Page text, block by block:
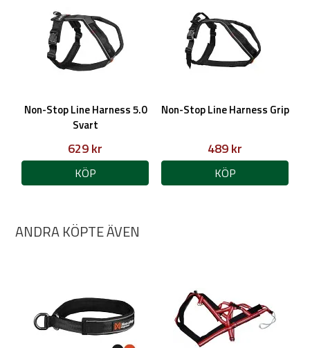
Non-Stop Line Harness 5.0
Svart
629 kr
KÖP
Non-Stop Line Harness Grip
489 kr
KÖP
ANDRA KÖPTE ÄVEN